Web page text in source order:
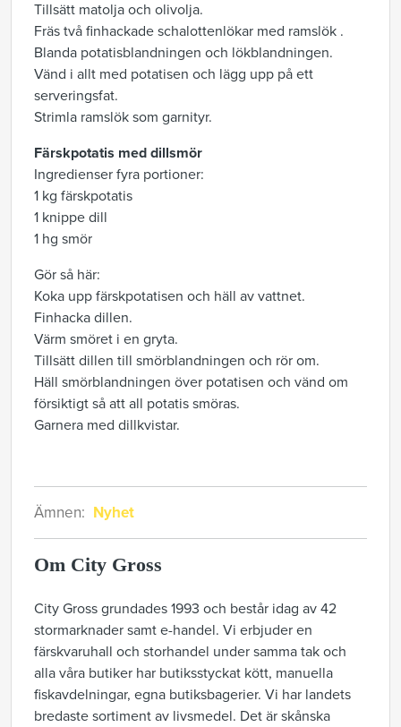
Tillsätt matolja och olivolja.
Fräs två finhackade schalottenlökar med ramslök .
Blanda potatisblandningen och lökblandningen.
Vänd i allt med potatisen och lägg upp på ett
serveringsfat.
Strimla ramslök som garnityr.
Färskpotatis med dillsmör
Ingredienser fyra portioner:
1 kg färskpotatis
1 knippe dill
1 hg smör
Gör så här:
Koka upp färskpotatisen och häll av vattnet.
Finhacka dillen.
Värm smöret i en gryta.
Tillsätt dillen till smörblandningen och rör om.
Häll smörblandningen över potatisen och vänd om
försiktigt så att all potatis smöras.
Garnera med dillkvistar.
Ämnen: Nyhet
Om City Gross
City Gross grundades 1993 och består idag av 42
stormarknader samt e-handel. Vi erbjuder en
färskvaruhall och storhandel under samma tak och
alla våra butiker har butiksstyckat kött, manuella
fiskavdelningar, egna butiksbagerier. Vi har landets
bredaste sortiment av livsmedel. Det är skånska